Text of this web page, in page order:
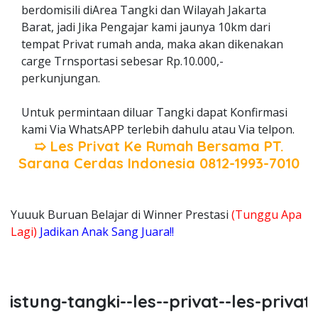
berdomisili diArea Tangki dan Wilayah Jakarta
Barat, jadi Jika Pengajar kami jaunya 10km dari
tempat Privat rumah anda, maka akan dikenakan
carge Trnsportasi sebesar Rp.10.000,-
perkunjungan.
Untuk permintaan diluar Tangki dapat Konfirmasi
kami Via WhatsAPP terlebih dahulu atau Via telpon.
➯ Les Privat Ke Rumah Bersama PT.
Sarana Cerdas Indonesia 0812-1993-7010
Yuuuk Buruan Belajar di Winner Prestasi (Tunggu Apa
Lagi) Jadikan Anak Sang Juara!!
tangki--les--privat--les-privat-